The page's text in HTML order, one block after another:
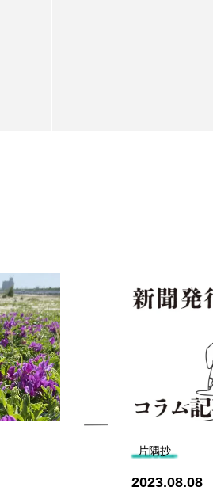
片隅抄
2023.08.08